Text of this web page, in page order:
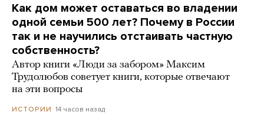
Как дом может оставаться во владении
одной семьи 500 лет? Почему в России
так и не научились отстаивать частную
собственность?
Автор книги «Люди за забором» Максим
Трудолюбов советует книги, которые отвечают
на эти вопросы
ИСТОРИИ 14 часов назад